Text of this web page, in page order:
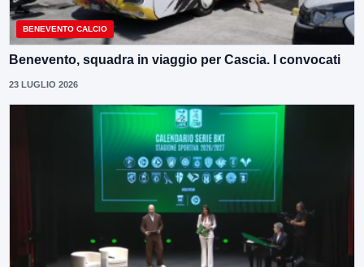
BENEVENTO CALCIO
Benevento, squadra in viaggio per Cascia. I convocati
23 LUGLIO 2026